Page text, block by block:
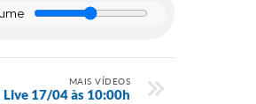
MAIS VÍDEOS
17/04 às 10:00h